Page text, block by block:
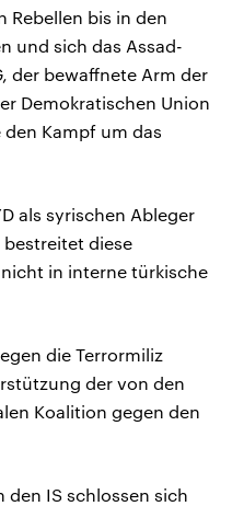
Rebellen bis in den
und sich das Assad-
der bewaffnete Arm der
Demokratischen Union
Kampf um das
als syrischen Ableger
bestreitet diese
in interne türkische
die Terrormiliz
der von den
Koalition gegen den
den IS schlossen sich